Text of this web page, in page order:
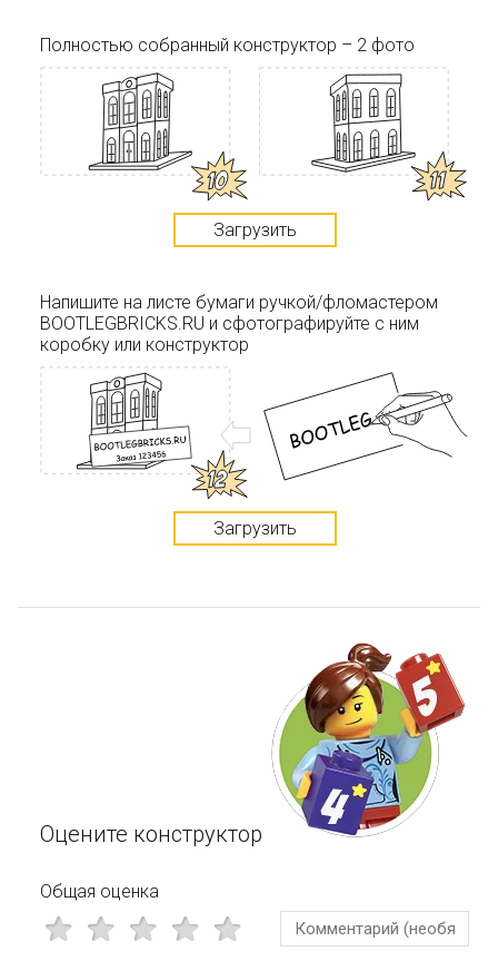
Полностью собранный конструктор – 2 фото
Загрузить
Напишите на листе бумаги ручкой/фломастером
BOOTLEGBRICKS.RU и сфотографируйте с ним
коробку или конструктор
Загрузить
Оцените конструктор
Общая оценка